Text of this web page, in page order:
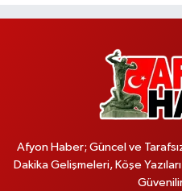
Afyon Haber; Güncel ve
Dakika Gelişmeleri, Köşe